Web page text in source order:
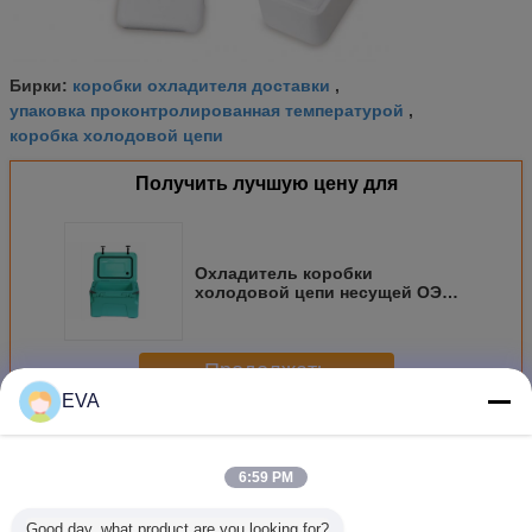
Бирки: коробки охладителя доставки ,
упаковка проконтролированная температурой ,
коробка холодовой цепи
Получить лучшую цену для
Охладитель коробки
холодовой цепи несущей ОЭМ
Продолжать
БольшеУпаковка холодовой цепи
EVA
6:59 PM